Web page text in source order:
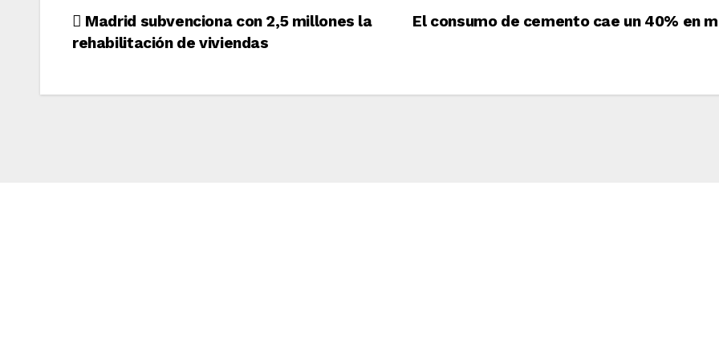
Navegación
entradas
El consumo de cemento cae un 40% en
Madrid subvenciona con 2,5 millones la
rehabilitación de viviendas